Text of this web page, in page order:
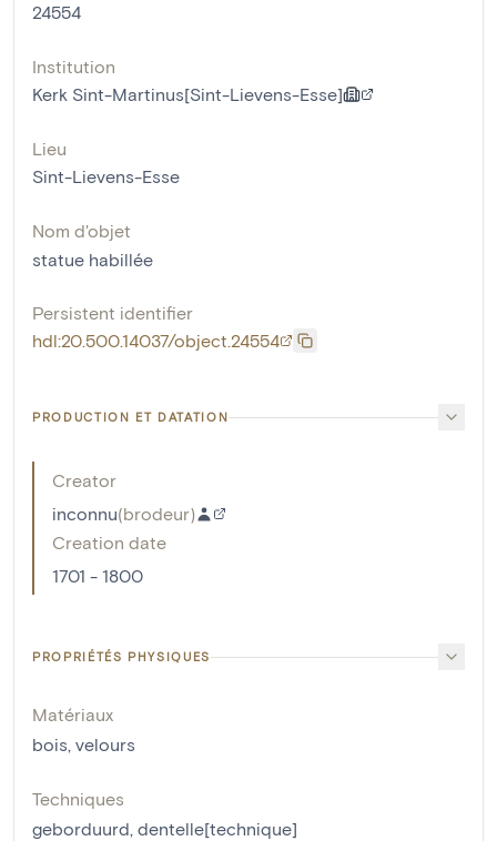
24554
Institution
Kerk Sint-Martinus[Sint-Lievens-Esse]
Lieu
Sint-Lievens-Esse
Nom d'objet
statue habillée
Persistent identifier
hdl:20.500.14037/object.24554
PRODUCTION ET DATATION
Creator
inconnu(brodeur)
Creation date
1701 - 1800
PROPRIÉTÉS PHYSIQUES
Matériaux
bois, velours
Techniques
geborduurd, dentelle[technique]